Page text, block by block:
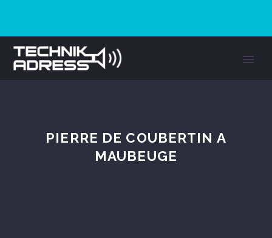
PIERRE DE COUBERTIN A
MAUBEUGE